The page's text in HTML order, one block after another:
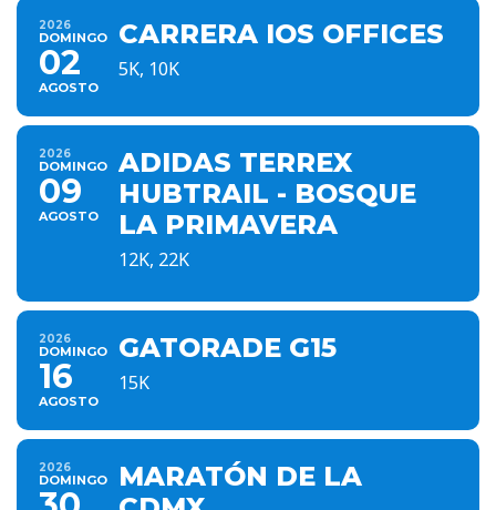
2026
DOMINGO
02
AGOSTO
CARRERA IOS OFFICES
5K, 10K
2026
DOMINGO
09
AGOSTO
ADIDAS TERREX
HUBTRAIL - BOSQUE
LA PRIMAVERA
12K, 22K
2026
DOMINGO
16
AGOSTO
GATORADE G15
15K
2026
DOMINGO
MARATÓN DE LA